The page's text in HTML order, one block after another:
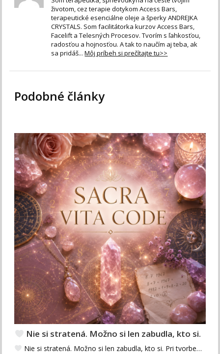
životom, cez terapie dotykom Access Bars,
terapeutické esenciálne oleje a šperky ANDREJKA
CRYSTALS. Som facilitátorka kurzov Access Bars,
Facelift a Telesných Procesov. Tvorím s ľahkosťou,
radosťou a hojnosťou. A tak to naučím aj teba, ak
sa pridáš...Môj príbeh si prečítajte tu>>
Podobné články
Nie si stratená. Možno si len zabudla, kto si.
Nie si stratená. Možno si len zabudla, kto si. Pri tvorbe…